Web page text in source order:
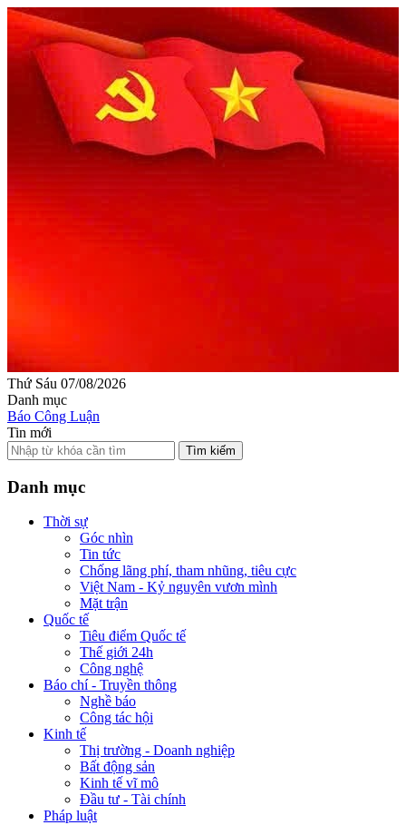
Thứ Sáu 07/08/2026
Danh mục
Báo Công Luận
Tin mới
Tìm kiếm
Danh mục
Thời sự
Góc nhìn
Tin tức
Chống lãng phí, tham nhũng, tiêu cực
Việt Nam - Kỷ nguyên vươn mình
Mặt trận
Quốc tế
Tiêu điểm Quốc tế
Thế giới 24h
Công nghệ
Báo chí - Truyền thông
Nghề báo
Công tác hội
Kinh tế
Thị trường - Doanh nghiệp
Bất động sản
Kinh tế vĩ mô
Đầu tư - Tài chính
Pháp luật